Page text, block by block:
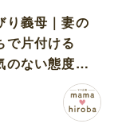
り義母｜妻の
で片付ける
のない態度に